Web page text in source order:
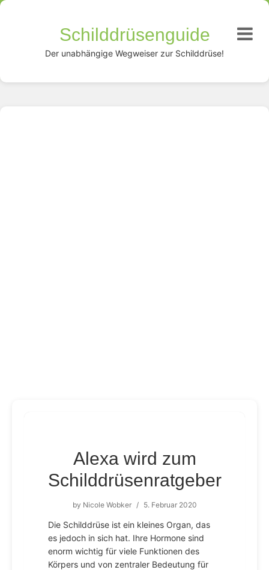
Schilddrüsenguide
Der unabhängige Wegweiser zur Schilddrüse!
Alexa wird zum
Schilddrüsenratgeber
by Nicole Wobker / 5. Februar 2020
Die Schilddrüse ist ein kleines Organ, das
es jedoch in sich hat. Ihre Hormone sind
enorm wichtig für viele Funktionen des
Körpers und von zentraler Bedeutung für